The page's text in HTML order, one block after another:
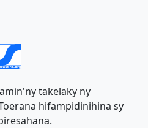
takelaky ny
hifampidinihina sy